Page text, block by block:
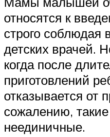
относятся к
строго соблюдая
детских врачей.
когда после
приготовлений
отказывается от
сожалению,
неединичные.